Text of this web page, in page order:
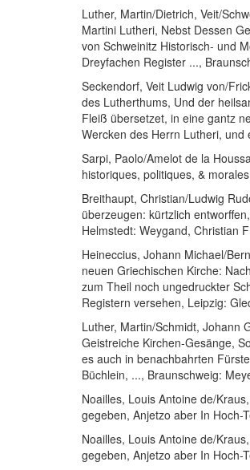
Luther, Martin/Dietrich, Veit/
Martini Lutheri, Nebst Dessen
von Schweinitz Historisch- und
Dreyfachen Register ...,
Seckendorf, Veit Ludwig von/
des Lutherthums, Und der
Fleiß übersetzet, in eine gantz
Wercken des Herrn Lutheri,
Sarpi, Paolo/Amelot de la
historiques, politiques, & morales
Breithaupt, Christian/Ludwig
überzeugen: kürtzlich
Helmstedt: Weygand, Christian
Heineccius, Johann Michael/
neuen Griechischen Kirche:
zum Theil noch ungedruckter
Registern versehen, Leipzig:
Luther, Martin/Schmidt, Johann
Geistreiche Kirchen-Gesänge,
es auch in benachbahrten
Büchlein, ..., Braunschweig:
Noailles, Louis Antoine de/
gegeben, Anjetzo aber In Hoch-
Noailles, Louis Antoine de/
gegeben, Anjetzo aber In Hoch-